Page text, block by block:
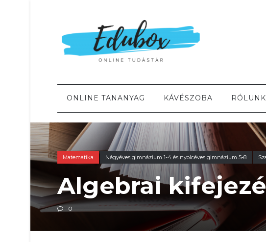
ONLINE TANANYAG KÁVÉSZOBA RÓLUNK
Matematika Négyéves gimnázium 1-4 és nyolcéves gimnázium 5-8
Algebrai
0